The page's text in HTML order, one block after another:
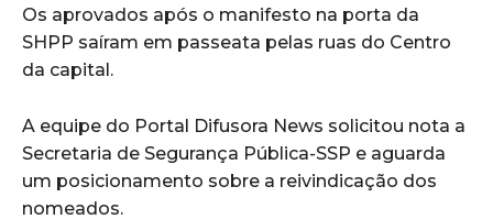
Os aprovados após o manifesto na porta da
SHPP saíram em passeata pelas ruas do Centro
da capital.
A equipe do Portal Difusora News solicitou nota a
Secretaria de Segurança Pública-SSP e aguarda
um posicionamento sobre a reivindicação dos
nomeados.